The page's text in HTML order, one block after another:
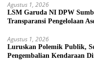
Agustus 1, 2026
LSM Garuda NI DPW
Transparansi Pengelolaan
Agustus 1, 2026
Luruskan Polemik Publik,
Pengembalian Kendaraan